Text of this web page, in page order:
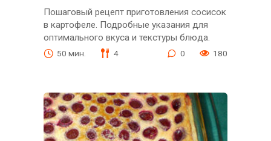
Пошаговый рецепт приготовления сосисок
в картофеле. Подробные указания для
оптимального вкуса и текстуры блюда.
50 мин. 4 0 180